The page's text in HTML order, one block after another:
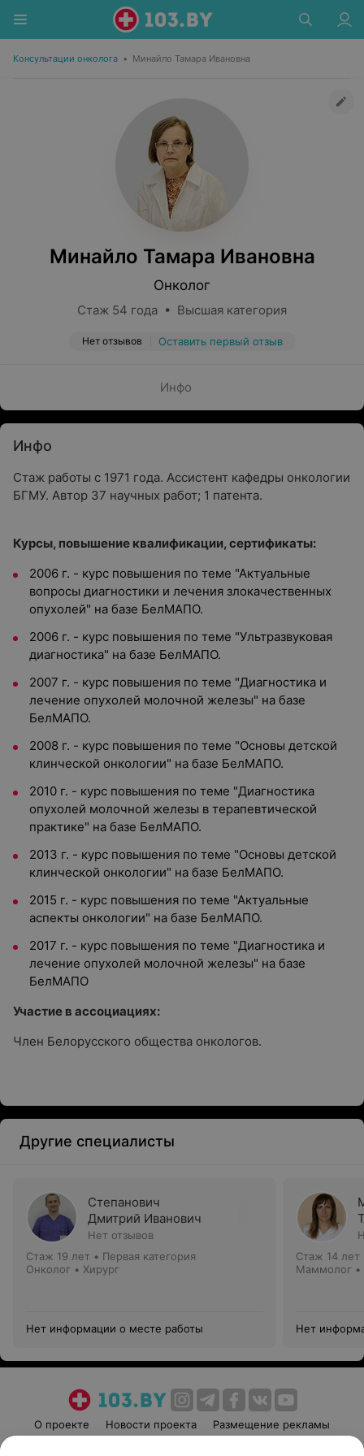
Консультации онколога • Минайло Тамара Ивановна
Минайло Тамара Ивановна
Онколог
Стаж 54 года • Высшая категория
Нет отзывов Оставить первый отзыв
Инфо
Инфо
Стаж работы с 1971 года. Ассистент кафедры онкологии
БГМУ. Автор 37 научных работ; 1 патента.
Курсы, повышение квалификации, сертификаты:
2006 г. - курс повышения по теме "Актуальные
вопросы диагностики и лечения злокачественных
опухолей" на базе БелМАПО.
2006 г. - курс повышения по теме "Ультразвуковая
диагностика" на базе БелМАПО.
2007 г. - курс повышения по теме "Диагностика и
лечение опухолей молочной железы" на базе
БелМАПО.
2008 г. - курс повышения по теме "Основы детской
клинческой онкологии" на базе БелМАПО.
2010 г. - курс повышения по теме "Диагностика
опухолей молочной железы в терапевтической
практике" на базе БелМАПО.
2013 г. - курс повышения по теме "Основы детской
клинческой онкологии" на базе БелМАПО.
2015 г. - курс повышения по теме "Актуальные
аспекты онкологии" на базе БелМАПО.
2017 г. - курс повышения по теме "Диагностика и
лечение опухолей молочной железы" на базе
БелМАПО
Участие в ассоциациях:
Член Белорусского общества онкологов.
Другие специалисты
Степанович
Дмитрий Иванович
Нет отзывов
Стаж 19 лет • Первая категория
Онколог • Хирург
Нет информации о месте работы
Стаж 14 лет
Маммолог •
Нет
О проекте Новости проекта
Размещение рекламы